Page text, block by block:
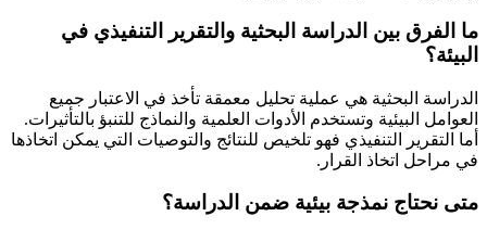
ما الفرق بين الدراسة البحثية والتقرير التنفيذي في
البيئة؟
الدراسة البحثية هي عملية تحليل معمقة تأخذ في الاعتبار جميع
العوامل البيئية وتستخدم الأدوات العلمية والنماذج للتنبؤ بالتأثيرات.
أما التقرير التنفيذي فهو تلخيص للنتائج والتوصيات التي يمكن اتخاذها
في مراحل اتخاذ القرار.
متى نحتاج نمذجة بيئية ضمن الدراسة؟